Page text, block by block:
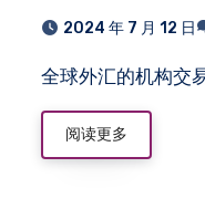
2024 年 7 月 12 日
全球外汇的机构
阅读更多